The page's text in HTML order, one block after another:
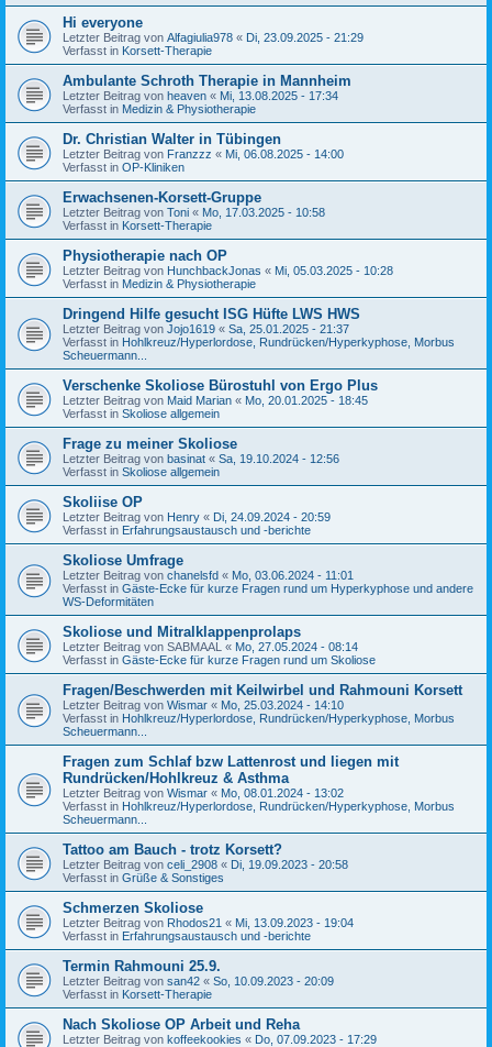
Hi everyone
Letzter Beitrag von Alfagiulia978 « Di, 23.09.2025 - 21:29
Verfasst in Korsett-Therapie
Ambulante Schroth Therapie in Mannheim
Letzter Beitrag von heaven « Mi, 13.08.2025 - 17:34
Verfasst in Medizin & Physiotherapie
Dr. Christian Walter in Tübingen
Letzter Beitrag von Franzzz « Mi, 06.08.2025 - 14:00
Verfasst in OP-Kliniken
Erwachsenen-Korsett-Gruppe
Letzter Beitrag von Toni « Mo, 17.03.2025 - 10:58
Verfasst in Korsett-Therapie
Physiotherapie nach OP
Letzter Beitrag von HunchbackJonas « Mi, 05.03.2025 - 10:28
Verfasst in Medizin & Physiotherapie
Dringend Hilfe gesucht ISG Hüfte LWS HWS
Letzter Beitrag von Jojo1619 « Sa, 25.01.2025 - 21:37
Verfasst in Hohlkreuz/Hyperlordose, Rundrücken/Hyperkyphose, Morbus
Scheuermann...
Verschenke Skoliose Bürostuhl von Ergo Plus
Letzter Beitrag von Maid Marian « Mo, 20.01.2025 - 18:45
Verfasst in Skoliose allgemein
Frage zu meiner Skoliose
Letzter Beitrag von basinat « Sa, 19.10.2024 - 12:56
Verfasst in Skoliose allgemein
Skoliise OP
Letzter Beitrag von Henry « Di, 24.09.2024 - 20:59
Verfasst in Erfahrungsaustausch und -berichte
Skoliose Umfrage
Letzter Beitrag von chanelsfd « Mo, 03.06.2024 - 11:01
Verfasst in Gäste-Ecke für kurze Fragen rund um Hyperkyphose und andere
WS-Deformitäten
Skoliose und Mitralklappenprolaps
Letzter Beitrag von SABMAAL « Mo, 27.05.2024 - 08:14
Verfasst in Gäste-Ecke für kurze Fragen rund um Skoliose
Fragen/Beschwerden mit Keilwirbel und Rahmouni Korsett
Letzter Beitrag von Wismar « Mo, 25.03.2024 - 14:10
Verfasst in Hohlkreuz/Hyperlordose, Rundrücken/Hyperkyphose, Morbus
Scheuermann...
Fragen zum Schlaf bzw Lattenrost und liegen mit
Rundrücken/Hohlkreuz & Asthma
Letzter Beitrag von Wismar « Mo, 08.01.2024 - 13:02
Verfasst in Hohlkreuz/Hyperlordose, Rundrücken/Hyperkyphose, Morbus
Scheuermann...
Tattoo am Bauch - trotz Korsett?
Letzter Beitrag von celi_2908 « Di, 19.09.2023 - 20:58
Verfasst in Grüße & Sonstiges
Schmerzen Skoliose
Letzter Beitrag von Rhodos21 « Mi, 13.09.2023 - 19:04
Verfasst in Erfahrungsaustausch und -berichte
Termin Rahmouni 25.9.
Letzter Beitrag von san42 « So, 10.09.2023 - 20:09
Verfasst in Korsett-Therapie
Nach Skoliose OP Arbeit und Reha
Letzter Beitrag von koffeekookies « Do, 07.09.2023 - 17:29